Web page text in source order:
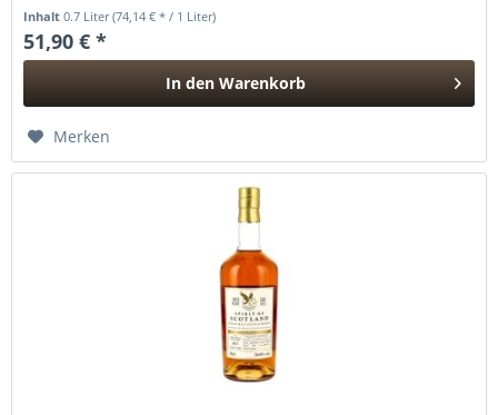
Inhalt0.7 Liter(74,14 € * / 1 Liter)
51,90 € *
In den Warenkorb
Merken